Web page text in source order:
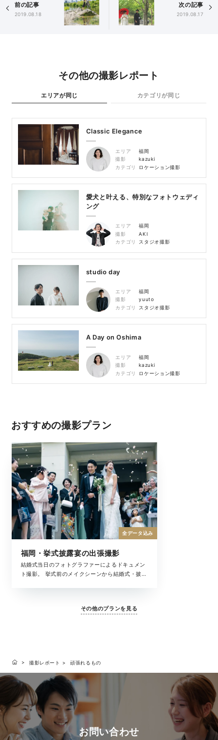
前の記事
2019.08.18
次の記事
2019.08.17
その他の撮影レポート
エリアが同じ カテゴリが同じ
Classic Elegance
エリア
福岡
撮影
kazuki
カテゴリ
ロケーション撮影
愛犬と叶える、特別なフォトウェディ
ング
エリア
福岡
撮影
AKI
カテゴリ
スタジオ撮影
studio day
エリア
福岡
撮影
yuuto
カテゴリ
スタジオ撮影
A Day on Oshima
エリア
福岡
撮影
kazuki
カテゴリ
ロケーション撮影
おすすめの撮影プラン
福岡・挙式披露宴の出張撮影
結婚式当日のフォトグラファーによるドキュメン
ト撮影。 挙式前のメイクシーンから結婚式・披露
全データ込み
その他のプランを見る
撮影レポート 頑張れるもの
お問い合わせ